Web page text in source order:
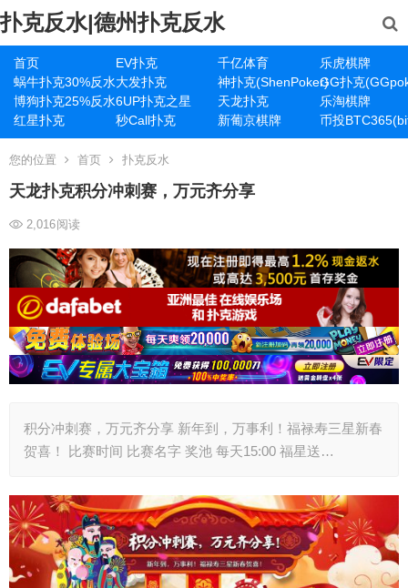
扑克反水|德州扑克反水
首页 EV扑克 千亿体育
乐虎棋牌
蜗牛扑克30%反水大发扑克 神扑克(ShenPoker)GG扑克
博狗扑克25%反水6UP扑克之星 天龙扑克
乐淘棋牌
红星扑克
秒Call扑克 新葡京棋牌 币投
您的位置 首页 扑克反水
天龙扑克积分冲刺赛，万元齐分享
2,016阅读
积分冲刺赛，万元齐分享 新年到，万事利！福禄寿三星新春
贺喜！ 比赛时间 比赛名字 奖池 每天15:00 福星送…